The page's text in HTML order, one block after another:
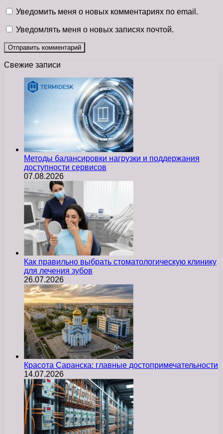
Уведомить меня о новых комментариях по email.
Уведомлять меня о новых записях почтой.
Свежие записи
Методы балансировки нагрузки и поддержания
доступности сервисов
07.08.2026
Как правильно выбрать стоматологическую клинику
для лечения зубов
26.07.2026
Красота Саранска: главные достопримечательности
14.07.2026